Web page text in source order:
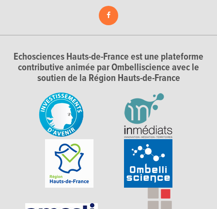
Echosciences Hauts-de-France est une plateforme
contributive animée par Ombelliscience avec le
soutien de la Région Hauts-de-France